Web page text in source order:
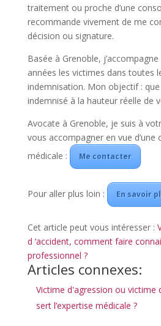
traitement ou proche d’une
recommande vivement de me
décision ou signature.
Basée à Grenoble,
années les victimes dans toutes
indemnisation. Mon objectif :
indemnisé à la hauteur réelle de
Avocate à Grenoble, je suis à
vous accompagner en vue d’une
médicale :
Me contacter
Pour aller plus loin : En savoir
Cet article peut vous intéresser :
d ‘accident, comment faire
professionnel ?
Articles connexes:
Victime d'agression ou victime
sert l’expertise médicale ?